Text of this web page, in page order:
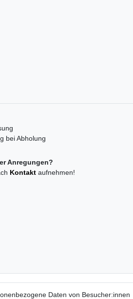
bei Abholung
Anregungen?
Kontakt aufnehmen!
Daten von Besucher:innen